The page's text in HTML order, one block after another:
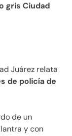
gris Ciudad
Juárez relata
de policía de
de un
y con